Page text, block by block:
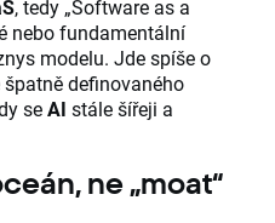
, tedy „Software as a
nebo fundamentální
modelu. Jde spíše o
definovaného
seAI stále šířeji a
ne „moat“